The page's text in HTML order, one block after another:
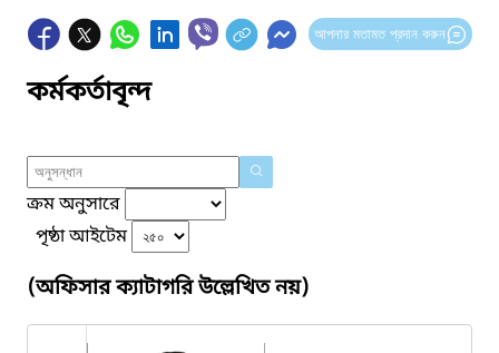
আপনার মতামত প্রদান করুন
কর্মকর্তাবৃন্দ
ক্রম অনুসারে
পৃষ্ঠা আইটেম
(অফিসার ক্যাটাগরি উল্লেখিত নয়)